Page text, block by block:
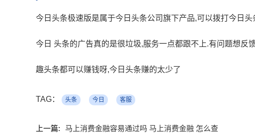
今日头条极速版是属于今日头条公司旗下产品,可以拨打今日
今日 头条的广告真的是很垃圾,服务一点都跟不上.有问题想反
趣头条都可以赚钱呀,今日头条赚的太少了
TAG： 头条 今日 客服
上一篇:
马上消费金融容易通过吗 马上消费金融 怎么查